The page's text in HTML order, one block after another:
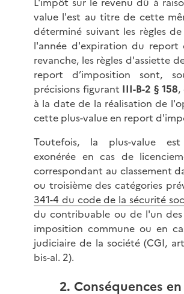
value l'est au titre de cette
déterminé suivant les règles
l'année d'expiration du report
revanche, les règles d'assiette
report d’imposition sont,
précisions figurant III-B-2 § 158,
à la date de la réalisation de
cette plus-value en report
Toutefois, la plus-value
exonérée en cas de
correspondant au classement
ou troisième des catégories
341-4 du code de la sécurité
du contribuable ou de l'un des
imposition commune ou en
judiciaire de la société (CGI,
bis-al. 2).
2. Conséquences